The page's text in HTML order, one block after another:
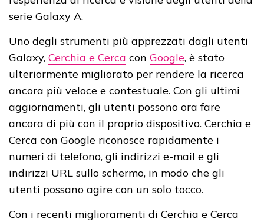
serie Galaxy A.
Uno degli strumenti più apprezzati dagli utenti
Galaxy, Cerchia e Cerca con Google, è stato
ulteriormente migliorato per rendere la ricerca
ancora più veloce e contestuale. Con gli ultimi
aggiornamenti, gli utenti possono ora fare
ancora di più con il proprio dispositivo. Cerchia e
Cerca con Google riconosce rapidamente i
numeri di telefono, gli indirizzi e-mail e gli
indirizzi URL sullo schermo, in modo che gli
utenti possano agire con un solo tocco.
Con i recenti miglioramenti di Cerchia e Cerca